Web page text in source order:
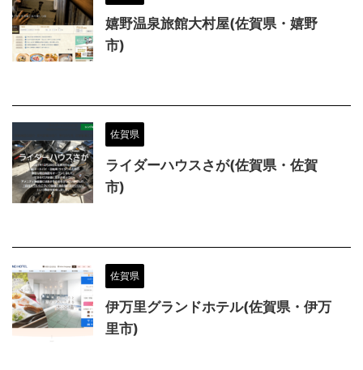
嬉野温泉旅館大村屋(佐賀県・嬉野
市)
佐賀県
ライダーハウスさが(佐賀県・佐賀
市)
佐賀県
伊万里グランドホテル(佐賀県・伊万
里市)